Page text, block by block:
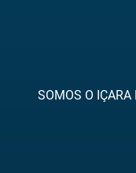
SOMOS O IÇARA